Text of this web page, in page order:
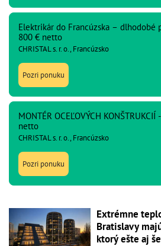
Elektrikár do Francúzska – dlhodobé
800 € netto
CHRISTAL s. r. o., Francúzsko
Pozri ponuku
MONTÉR OCEĽOVÝCH
netto
CHRISTAL s. r. o., Francúzsko
Pozri ponuku
Extrémne
Bratislavy
ktorý ešte aj